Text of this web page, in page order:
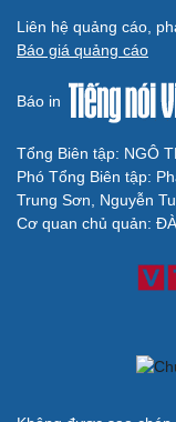
Liên hệ quảng cáo,
Báo giá quảng cáo
Báo in
Tổng Biên tập: NGÔ
Phó Tổng Biên tập:
Trung Sơn, Nguyễn
Cơ quan chủ quản: